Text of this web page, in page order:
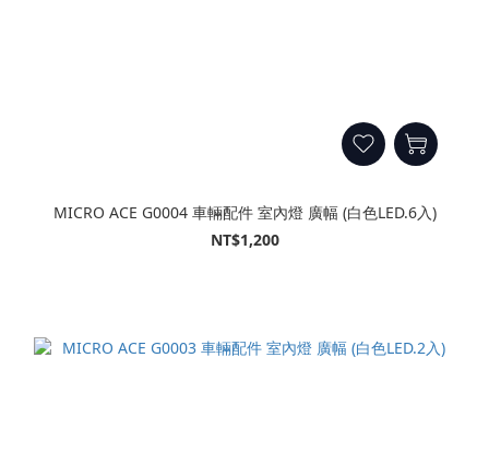
MICRO ACE G0004 車輛配件 室內燈 廣幅 (白色LED.6入)
NT$1,200